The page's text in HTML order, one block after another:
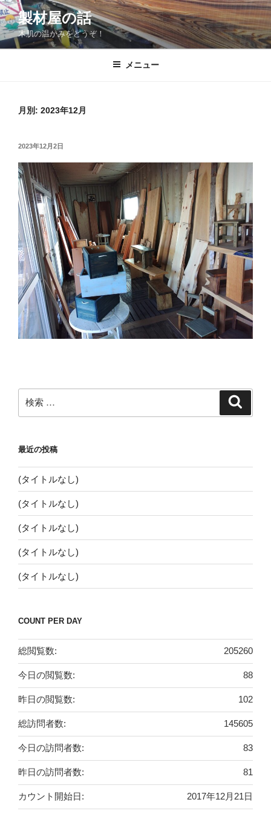
コ
ン
テ
ン
製材屋の話
木肌の温かみをどうぞ！
メニュー
月別: 2023年12月
投
日:
2023年12月2日
検
索:
最近の投稿
(タイトルなし)
(タイトルなし)
(タイトルなし)
(タイトルなし)
(タイトルなし)
COUNT PER DAY
205260
総閲覧数:
88
今日の閲覧数:
102
昨日の閲覧数:
145605
総訪問者数:
83
今日の訪問者数:
81
昨日の訪問者数:
2017年12月21日
カウント開始日: